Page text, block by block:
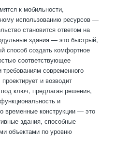
к мобильности,
использованию ресурсов —
становится ответом на
здания — это быстрый,
способ создать комфортное
соответствующее
современного
проектирует и возводит
ключ, предлагая решения,
и
временные конструкции — это
здания, способные
объектами по уровню